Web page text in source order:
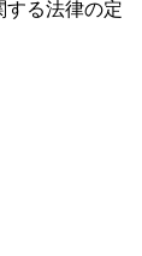
する法律の定